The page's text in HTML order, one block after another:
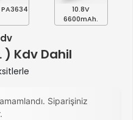
10.8V
6600mAh.
) Kdv Dahil
Siparişiniz